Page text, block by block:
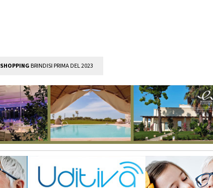
SHOPPING BRINDISI PRIMA DEL 2023